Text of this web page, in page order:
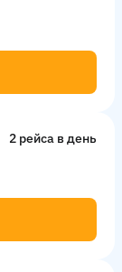
2 рейсa в день